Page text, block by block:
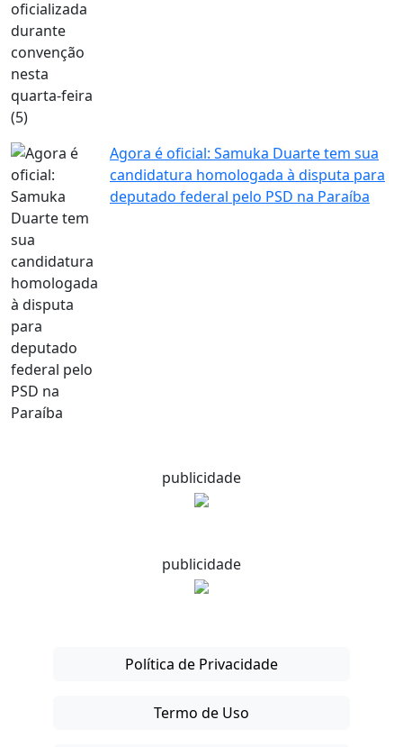
Agora é oficial: Samuka Duarte tem sua
candidatura homologada à disputa para
deputado federal pelo PSD na Paraíba
publicidade
publicidade
Política de Privacidade
Termo de Uso